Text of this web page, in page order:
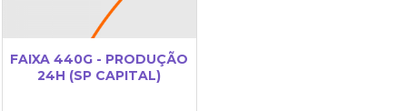
FAIXA 440G - PRODUÇÃO
24H (SP CAPITAL)